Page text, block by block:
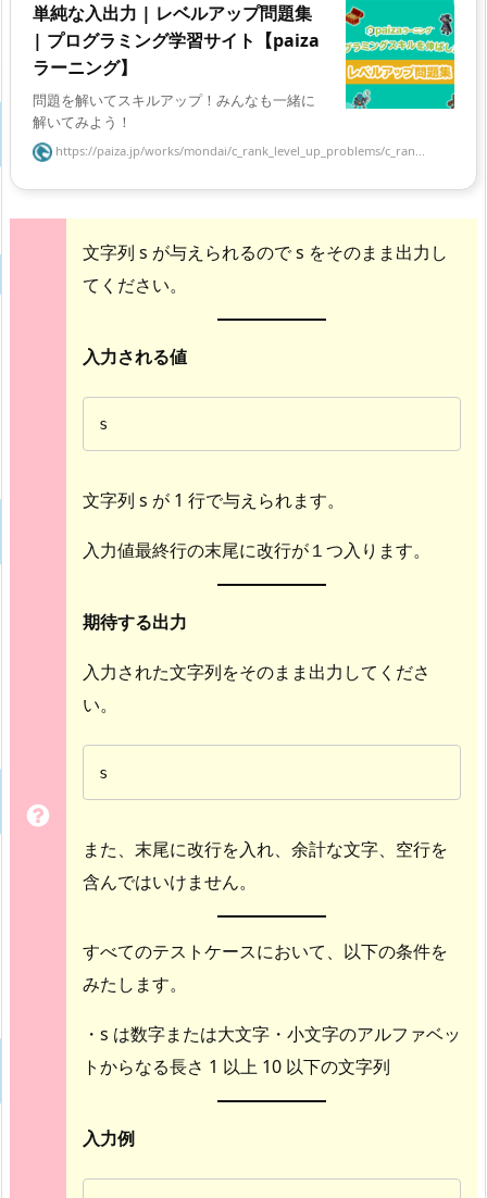
単純な入出力 | レベルアップ問題集
| プログラミング学習サイト【paiza
ラーニング】
問題を解いてスキルアップ！みんなも一緒に
解いてみよう！
https://paiza.jp/works/mondai/c_rank_level_up_problems/c_ran...
文字列 s が与えられるので s をそのまま出力し
てください。
入力される値
s
文字列 s が 1 行で与えられます。
入力値最終行の末尾に改行が１つ入ります。
期待する出力
入力された文字列をそのまま出力してくださ
い。
s
また、末尾に改行を入れ、余計な文字、空行を
含んではいけません。
すべてのテストケースにおいて、以下の条件を
みたします。
・s は数字または大文字・小文字のアルファベッ
トからなる長さ 1 以上 10 以下の文字列
入力例